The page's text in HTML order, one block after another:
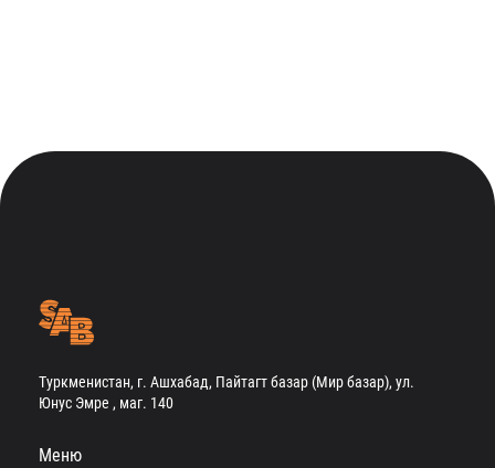
Туркменистан, г. Ашхабад, Пайтагт базар (Мир базар), ул.
Юнус Эмре , маг. 140
Меню